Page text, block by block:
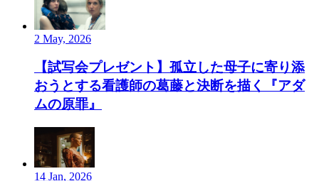
2 May, 2026
【試写会プレゼント】孤立した母子に寄り添
おうとする看護師の葛藤と決断を描く『アダ
ムの原罪』
14 Jan, 2026